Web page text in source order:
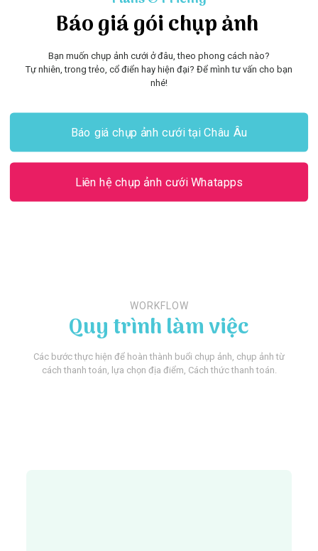
Báo giá gói chụp ảnh
Bạn muốn chụp ảnh cưới ở đâu, theo phong cách nào?
Tự nhiên, trong trẻo, cổ điển hay hiện đại? Để mình tư vấn cho bạn
nhé!
Báo giá chụp ảnh cưới tại Châu Âu
Liên hệ chụp ảnh cưới Whatapps
WORKFLOW
Quy trình làm việc
Các bước thực hiện để hoàn thành buổi chụp ảnh, chụp ảnh từ
cách thanh toán, lựa chọn địa điểm, Cách thức thanh toán.